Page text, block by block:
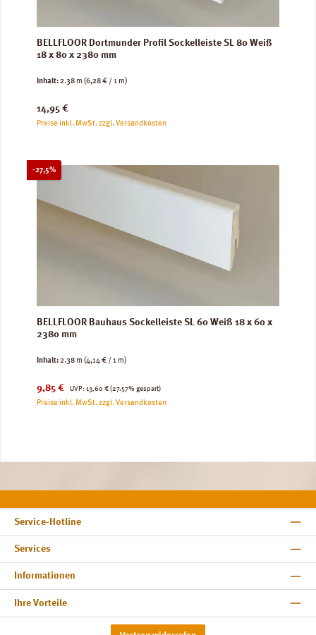
BELLFLOOR Dortmunder Profil Sockelleiste SL 80 Weiß
18 x 80 x 2380 mm
Inhalt:2.38 m (6,28 € / 1 m)
Regulärer Preis:
14,95 €
Preise inkl. MwSt. zzgl. Versandkosten
-27,5%Rabatt
BELLFLOOR Bauhaus Sockelleiste SL 60 Weiß 18 x 60 x
2380 mm
Inhalt:2.38 m (4,14 € / 1 m)
Verkaufspreis:
9,85 € UVP:
Regulärer Preis:
13,60 € (27.57% gespart)
Preise inkl. MwSt. zzgl. Versandkosten
Service-Hotline
Services
Informationen
Ihre Vorteile